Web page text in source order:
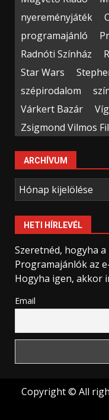
nyereményjáték
programajánló
Radnóti Színház
Star Wars
szépirodalom
Várkert Bazár
Zsigmond Vilmos
ARCHÍVUM
Archívum
HETI HÍRLEVÉL
Szeretnéd, hogyha
Programajánlók az
Hogyha igen, akkor
Email
Copyright © All